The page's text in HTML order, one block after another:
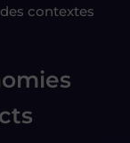
contextes